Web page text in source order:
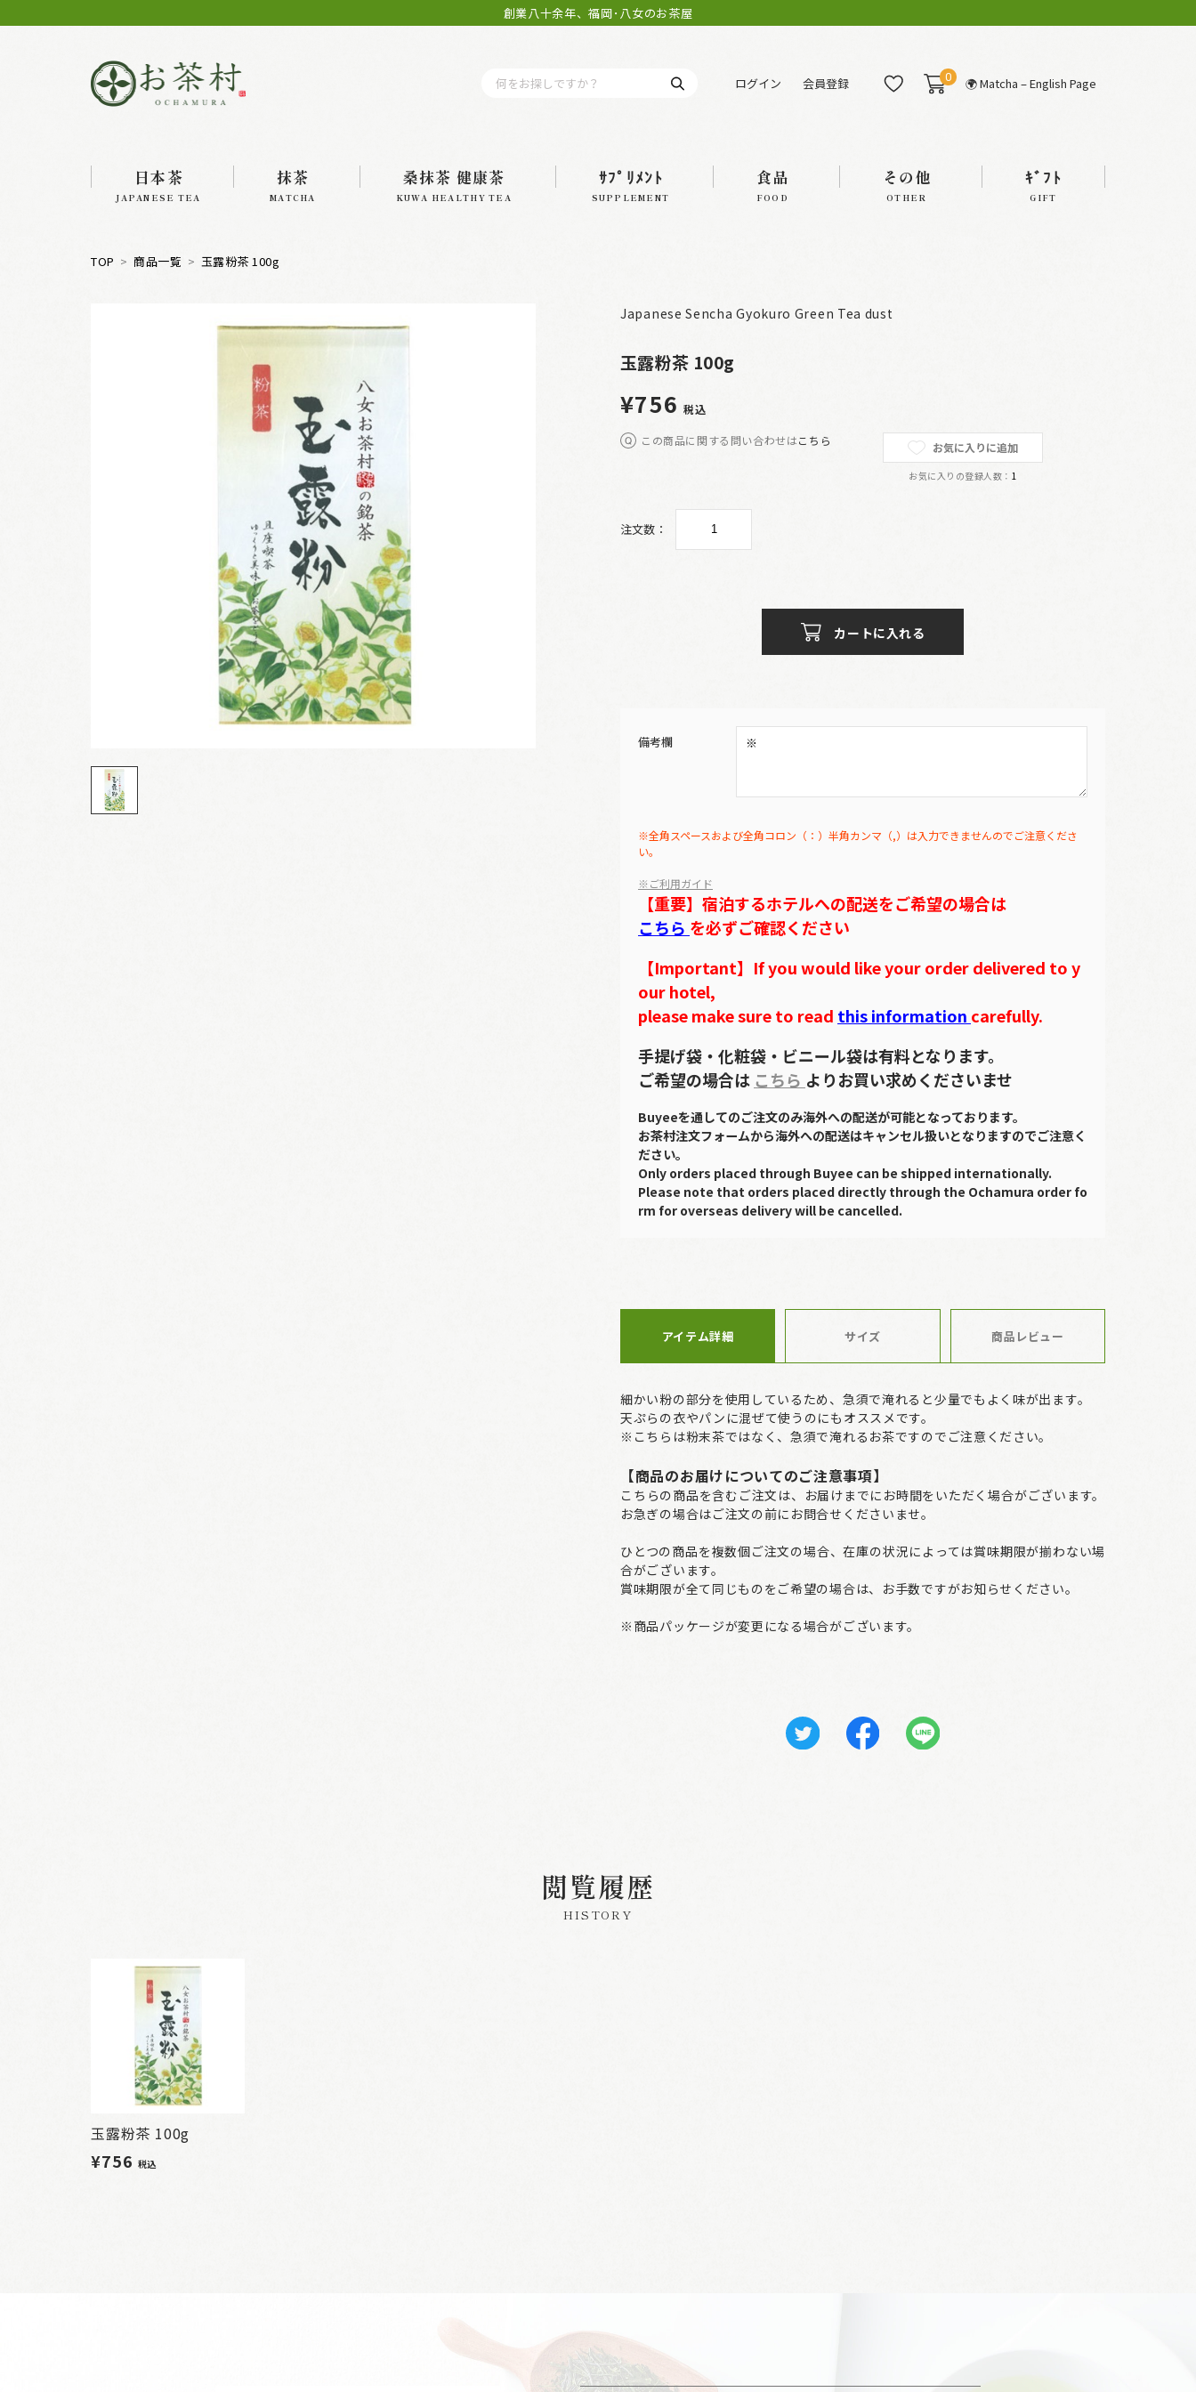
創業八十余年、福岡･八女のお茶屋
ログイン 会員登録 0 🌍 Matcha – English Page
日本茶
JAPANESE TEA
抹茶
MATCHA
桑抹茶 健康茶
KUWA HEALTHY TEA
ｻﾌﾟﾘﾒﾝﾄ
SUPPLEMENT
食品
FOOD
その他
OTHER
ｷﾞﾌﾄ
GIFT
TOP 商品一覧 玉露粉茶 100g
Japanese Sencha Gyokuro Green Tea dust
玉露粉茶 100g
¥756 税込
この商品に関する問い合わせはこちら お気に入りに追加
お気に入りの登録人数： 1
注文数：
カートに入れる
備考欄
※全角スペースおよび全角コロン（：）半角カンマ（,）は入力できませんのでご注意くださ
い。
※ご利用ガイド
【重要】宿泊するホテルへの配送をご希望の場合は
こちら を必ずご確認ください
【Important】If you would like your order delivered to y
our hotel,
please make sure to read this information carefully.
手提げ袋・化粧袋・ビニール袋は有料となります。
ご希望の場合は こちら よりお買い求めくださいませ
Buyeeを通してのご注文のみ海外への配送が可能となっております。
お茶村注文フォームから海外への配送はキャンセル扱いとなりますのでご注意く
ださい。
Only orders placed through Buyee can be shipped internationally.
Please note that orders placed directly through the Ochamura order fo
rm for overseas delivery will be cancelled.
アイテム詳細 サイズ 商品レビュー
細かい粉の部分を使用しているため、急須で淹れると少量でもよく味が出ます。
天ぷらの衣やパンに混ぜて使うのにもオススメです。
※こちらは粉末茶ではなく、急須で淹れるお茶ですのでご注意ください。
【商品のお届けについてのご注意事項】
こちらの商品を含むご注文は、お届けまでにお時間をいただく場合がございます。
お急ぎの場合はご注文の前にお問合せくださいませ。
ひとつの商品を複数個ご注文の場合、在庫の状況によっては賞味期限が揃わない場
合がございます。
賞味期限が全て同じものをご希望の場合は、お手数ですがお知らせください。
※商品パッケージが変更になる場合がございます。
閲覧履歴
HISTORY
玉露粉茶 100g
¥756 税込